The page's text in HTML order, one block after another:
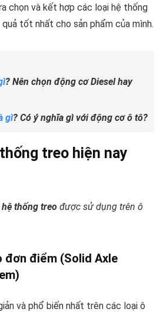
chọn và kết hợp các loại hệ thống
tốt nhất cho sản phẩm của mình.
? Nên chọn động cơ Diesel hay
gì? Có ý nghĩa gì với động cơ ô tô?
treo hiện nay
hệ thống treo được sử dụng trên ô
đơn điểm (Solid Axle
và phổ biến nhất trên các loại ô